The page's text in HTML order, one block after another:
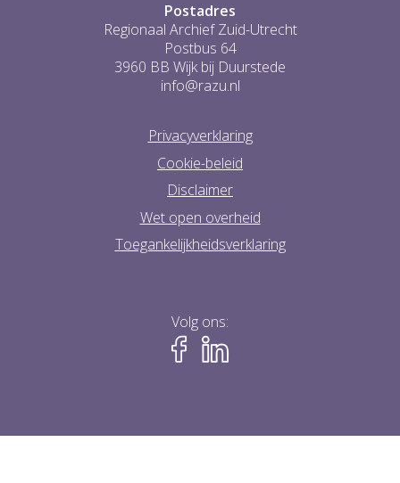
Postadres
Regionaal Archief Zuid-Utrecht
Postbus 64
3960 BB Wijk bij Duurstede
info@razu.nl
Privacyverklaring
Cookie-beleid
Disclaimer
Wet open overheid
Toegankelijkheidsverklaring
Volg ons: